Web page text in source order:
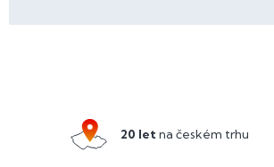
20 let na českém trhu